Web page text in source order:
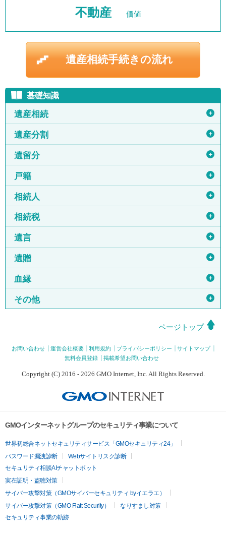
不動産
価値
遺産相続手続きの流れ
基礎知識
遺産相続 ＋
遺産分割 ＋
遺留分 ＋
戸籍 ＋
相続人 ＋
相続税 ＋
遺言 ＋
遺贈 ＋
血縁 ＋
その他 ＋
ページトップ
お問い合わせ 運営会社概要 利用規約 プライバシーポリシー
サイトマップ
無料会員登録
掲載希望お問い合わせ
Copyright (C) 2016 - 2026 GMO Internet, Inc. All Rights Reserved.
GMOインターネットグループのセキュリティ事業について
世界初総合ネットセキュリティサービス「GMOセキュリティ24」
パスワード漏洩診断
Webサイトリスク診断
セキュリティ相談AIチャットボット
実在証明・盗聴対策
サイバー攻撃対策（GMOサイバーセキュリティ byイエラエ）
サイバー攻撃対策（GMO Flatt Security）
なりすまし対策
セキュリティ事業の軌跡